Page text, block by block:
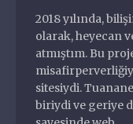
2018 yılında,
olarak, heyecan
atmıştım. Bu
sitesiydi.
biriydi ve geriye